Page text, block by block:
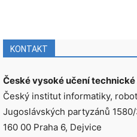
KONTAKT
České vysoké učení technické
Český institut informatiky,
Jugoslávských partyzánů
160 00 Praha 6, Dejvice